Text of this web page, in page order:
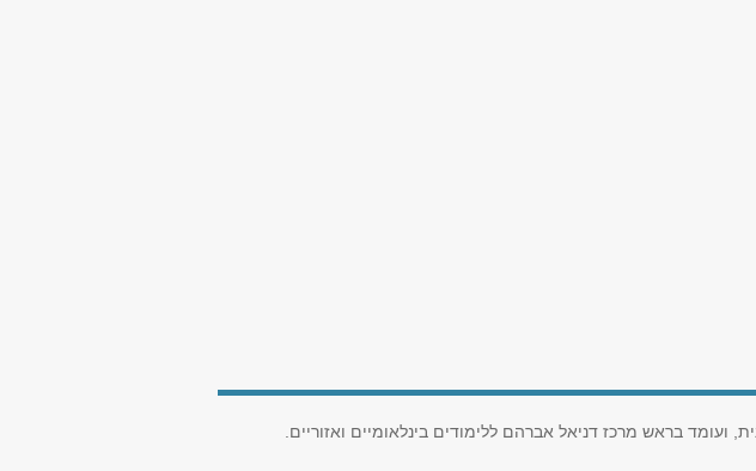
ועומד בראש מרכז דניאל אברהם ללימודים בינלאומיים ואזוריים.